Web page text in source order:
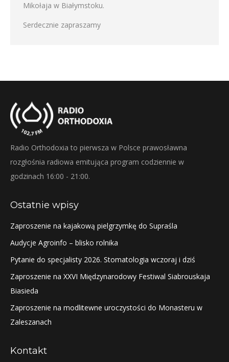
Mikołaja w Białymstoku.
Serdecznie zapraszamy
Radio Orthodoxia to pierwsza w Polsce prawosławna
rozgłośnia radiowa emitująca program codziennie w
godzinach 16:00 - 21:00.
Ostatnie wpisy
Zaproszenie na kajakową pielgrzymkę do Supraśla
Audycje Agroinfo – blisko rolnika
Pytanie do specjalisty 2026. Stomatologia wczoraj i dziś
Zaproszenie na XXVI Międzynarodowy Festiwal Siabrouskaja
Biasieda
Zaproszenie na modlitewne uroczystości do Monasteru w
Zaleszanach
Kontakt